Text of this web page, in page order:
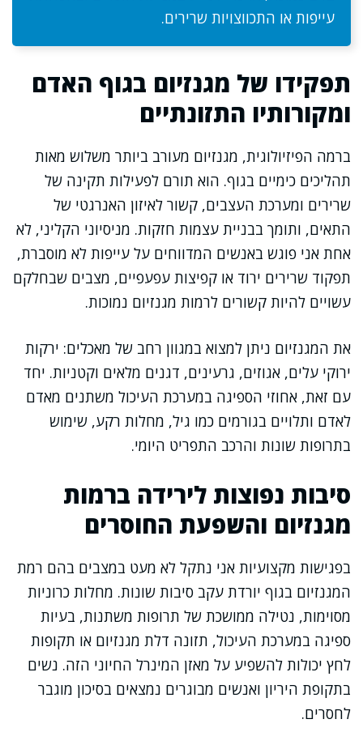
עייפות או התכווצויות שרירים.
תפקידו של מגנזיום בגוף האדם
ומקורותיו התזונתיים
ברמה הפיזיולוגית, מגנזיום מעורב ביותר משלוש מאות
תהליכים כימיים בגוף. הוא תורם לפעילות תקינה של
שרירים ומערכת העצבים, קשור לאיזון האנרגטי של
התאים, ותומך בבניית עצמות חזקות. מניסיוני הקליני, לא
אחת אני פוגש באנשים המדווחים על עייפות לא מוסברת,
תפקוד שרירים ירוד או קפיצות עפעפיים, מצבים שבחלקם
עשויים להיות קשורים לרמות מגנזיום נמוכות.
את המגנזיום ניתן למצוא במגוון רחב של מאכלים: ירקות
ירוקי עלים, אגוזים, גרעינים, דגנים מלאים וקטניות. יחד
עם זאת, אחוזי הספיגה במערכת העיכול משתנים מאדם
לאדם ותלויים בגורמים כמו גיל, מחלות רקע, שימוש
בתרופות שונות והרכב התפריט היומי.
סיבות נפוצות לירידה ברמות
מגנזיום והשפעת החוסרים
בפגישות מקצועיות אני נתקל לא מעט במצבים בהם רמת
המגנזיום בגוף יורדת עקב סיבות שונות. מחלות כרוניות
מסוימות, נטילה ממושכת של תרופות משתנות, בעיות
ספיגה במערכת העיכול, תזונה דלת מגנזיום או תקופות
לחץ יכולות להשפיע על מאזן המינרל החיוני הזה. נשים
בתקופת היריון ואנשים מבוגרים נמצאים בסיכון מוגבר
לחסרים.